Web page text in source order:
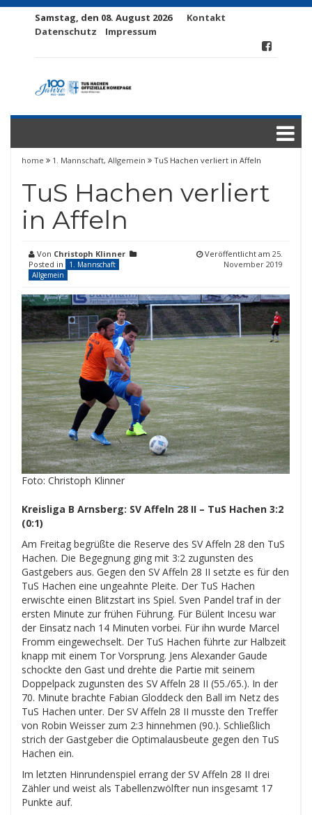
Samstag, den 08. August 2026
Kontakt
Datenschutz
Impressum
home 1. Mannschaft, Allgemein TuS Hachen verliert in Affeln
TuS Hachen verliert
in Affeln
Von Christoph Klinner
Posted in
1. Mannschaft
Allgemein
Veröffentlicht am 25.
November 2019
Foto: Christoph Klinner
Kreisliga B Arnsberg: SV Affeln 28 II – TuS Hachen 3:2
(0:1)
Am Freitag begrüßte die Reserve des SV Affeln 28 den TuS
Hachen. Die Begegnung ging mit 3:2 zugunsten des
Gastgebers aus. Gegen den SV Affeln 28 II setzte es für den
TuS Hachen eine ungeahnte Pleite. Der TuS Hachen
erwischte einen Blitzstart ins Spiel. Sven Pandel traf in der
ersten Minute zur frühen Führung. Für Bülent Incesu war
der Einsatz nach 14 Minuten vorbei. Für ihn wurde Marcel
Fromm eingewechselt. Der TuS Hachen führte zur Halbzeit
knapp mit einem Tor Vorsprung. Jens Alexander Gaude
schockte den Gast und drehte die Partie mit seinem
Doppelpack zugunsten des SV Affeln 28 II (55./65.). In der
70. Minute brachte Fabian Gloddeck den Ball im Netz des
TuS Hachen unter. Der SV Affeln 28 II musste den Treffer
von Robin Weisser zum 2:3 hinnehmen (90.). Schließlich
strich der Gastgeber die Optimalausbeute gegen den TuS
Hachen ein.
Im letzten Hinrundenspiel errang der SV Affeln 28 II drei
Zähler und weist als Tabellenzwölfter nun insgesamt 17
Punkte auf.